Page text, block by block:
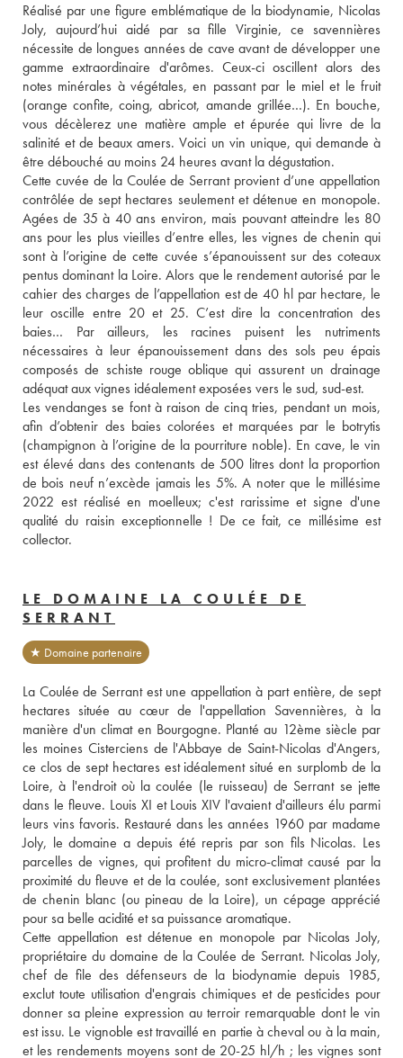
Réalisé par une figure emblématique de la biodynamie, Nicolas
Joly, aujourd’hui aidé par sa fille Virginie, ce savennières
nécessite de longues années de cave avant de développer une
gamme extraordinaire d'arômes. Ceux-ci oscillent alors des
notes minérales à végétales, en passant par le miel et le fruit
(orange confite, coing, abricot, amande grillée…). En bouche,
vous décèlerez une matière ample et épurée qui livre de la
salinité et de beaux amers. Voici un vin unique, qui demande à
être débouché au moins 24 heures avant la dégustation.
Cette cuvée de la Coulée de Serrant provient d’une appellation
contrôlée de sept hectares seulement et détenue en monopole.
Agées de 35 à 40 ans environ, mais pouvant atteindre les 80
ans pour les plus vieilles d’entre elles, les vignes de chenin qui
sont à l’origine de cette cuvée s’épanouissent sur des coteaux
pentus dominant la Loire. Alors que le rendement autorisé par le
cahier des charges de l’appellation est de 40 hl par hectare, le
leur oscille entre 20 et 25. C’est dire la concentration des
baies… Par ailleurs, les racines puisent les nutriments
nécessaires à leur épanouissement dans des sols peu épais
composés de schiste rouge oblique qui assurent un drainage
adéquat aux vignes idéalement exposées vers le sud, sud-est.
Les vendanges se font à raison de cinq tries, pendant un mois,
afin d’obtenir des baies colorées et marquées par le botrytis
(champignon à l’origine de la pourriture noble). En cave, le vin
est élevé dans des contenants de 500 litres dont la proportion
de bois neuf n’excède jamais les 5%. A noter que le millésime
2022 est réalisé en moelleux; c'est rarissime et signe d'une
qualité du raisin exceptionnelle ! De ce fait, ce millésime est
collector.
LE DOMAINE LA COULÉE DE
SERRANT
★ Domaine partenaire
La Coulée de Serrant est une appellation à part entière, de sept
hectares située au cœur de l'appellation Savennières, à la
manière d'un climat en Bourgogne. Planté au 12ème siècle par
les moines Cisterciens de l'Abbaye de Saint-Nicolas d'Angers,
ce clos de sept hectares est idéalement situé en surplomb de la
Loire, à l'endroit où la coulée (le ruisseau) de Serrant se jette
dans le fleuve. Louis XI et Louis XIV l'avaient d'ailleurs élu parmi
leurs vins favoris. Restauré dans les années 1960 par madame
Joly, le domaine a depuis été repris par son fils Nicolas. Les
parcelles de vignes, qui profitent du micro-climat causé par la
proximité du fleuve et de la coulée, sont exclusivement plantées
de chenin blanc (ou pineau de la Loire), un cépage apprécié
pour sa belle acidité et sa puissance aromatique.
Cette appellation est détenue en monopole par Nicolas Joly,
propriétaire du domaine de la Coulée de Serrant. Nicolas Joly,
chef de file des défenseurs de la biodynamie depuis 1985,
exclut toute utilisation d'engrais chimiques et de pesticides pour
donner sa pleine expression au terroir remarquable dont le vin
est issu. Le vignoble est travaillé en partie à cheval ou à la main,
et les rendements moyens sont de 20-25 hl/h ; les vignes sont